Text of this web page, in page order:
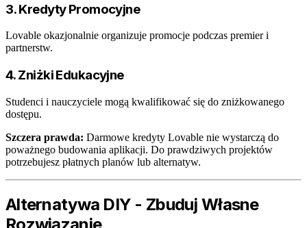
3. Kredyty Promocyjne
Lovable okazjonalnie organizuje promocje podczas premier i
partnerstw.
4. Zniżki Edukacyjne
Studenci i nauczyciele mogą kwalifikować się do zniżkowanego
dostępu.
Szczera prawda: Darmowe kredyty Lovable nie wystarczą do
poważnego budowania aplikacji. Do prawdziwych projektów
potrzebujesz płatnych planów lub alternatyw.
Alternatywa DIY - Zbuduj Własne